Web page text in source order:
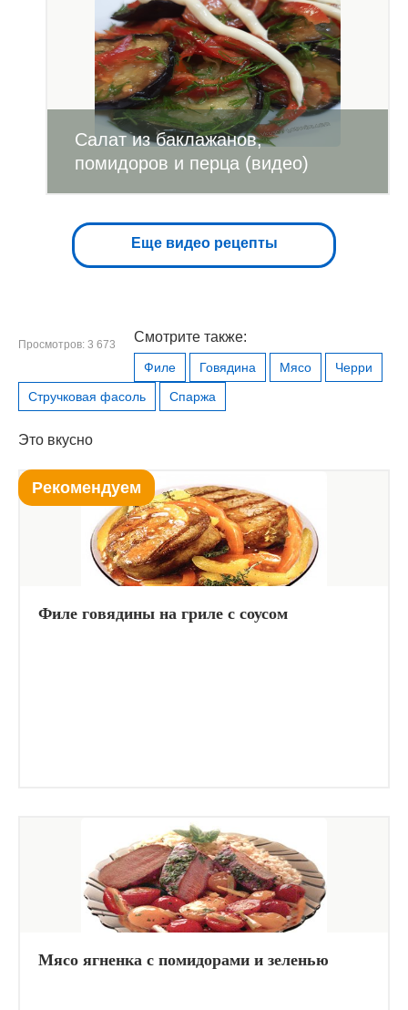
Салат из баклажанов,
помидоров и перца (видео)
Еще видео рецепты
Просмотров: 3 673 Смотрите также:
Филе Говядина Мясо
Черри
Стручковая фасоль
Спаржа
Это вкусно
Рекомендуем
Филе говядины на гриле с соусом
Мясо ягненка с помидорами и зеленью